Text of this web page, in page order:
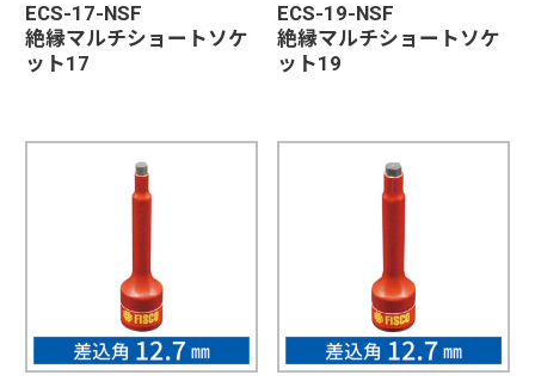
ECS-17-NSF
絶縁マルチショートソケ
ット17
ECS-19-NSF
絶縁マルチショートソケ
ット19